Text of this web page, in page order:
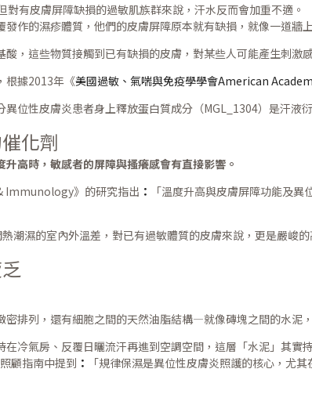
有皮膚屏障缺損的過敏肌族群來說，汗水反而會加重不適。
作的濕疹體質，他們的皮膚屏障原本就有缺損，就像一道牆
，這些物質接觸到已有缺損的皮膚，對某些人可能產生刺激
根據2013年《美國過敏、氣喘與免疫學學會American
異位性皮膚炎患者身上釋放蛋白質成分（MGL_1304）是汗
化劑
高時，敏感者的屏障與搔癢感會有直接影響。
Immunology》的研究指出 ：
「溫度升高與皮膚屏障功能及
潮濕的室內外溫差，對已有過敏體質的皮膚來說，更是嚴峻的
排列，還有細胞之間的天然油脂結構—就像磚塊之間的水泥
冷氣房、反覆日曬流汗再進到空調空間，這層「水泥」其實
顧指南中提到 ：
「規律保濕是異位性皮膚炎照護的核心，尤